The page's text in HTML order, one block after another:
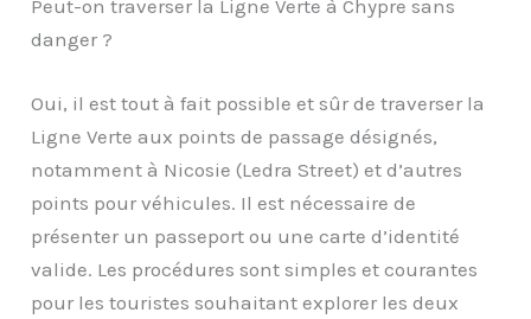
Peut-on traverser la Ligne Verte à Chypre sans
danger ?
Oui, il est tout à fait possible et sûr de traverser la
Ligne Verte aux points de passage désignés,
notamment à Nicosie (Ledra Street) et d’autres
points pour véhicules. Il est nécessaire de
présenter un passeport ou une carte d’identité
valide. Les procédures sont simples et courantes
pour les touristes souhaitant explorer les deux